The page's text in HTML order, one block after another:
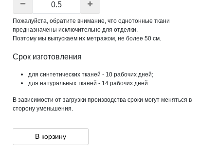
Пожалуйста, обратите внимание, что однотонные ткани
предназначены исключительно для отделки.
Поэтому мы выпускаем их метражом, не более 50 см.
Срок изготовления
для синтетических тканей - 10 рабочих дней;
для натуральных тканей - 14 рабочих дней.
В зависимости от загрузки производства сроки могут меняться в
сторону уменьшения.
В корзину